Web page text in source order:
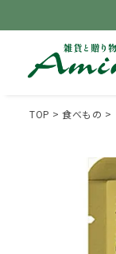
TOP 食べもの